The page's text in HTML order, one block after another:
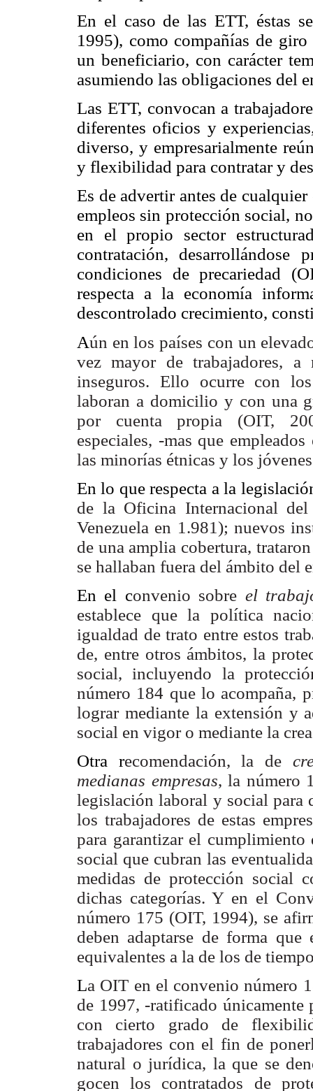
En el caso de las ETT, éstas
1995), como compañías de
un beneficiario, con carácter
asumiendo las obligaciones del
Las ETT, convocan a
diferentes oficios y
diverso, y empresarialmente
y flexibilidad para contratar y
Es de advertir antes de
empleos sin protección social,
en el propio sector
contratación, desarrollándose
condiciones de precariedad
respecta a la economía
descontrolado crecimiento,
Aún en los países con un
vez mayor de trabajadores, a
inseguros. Ello ocurre con
laboran a domicilio y con una
por cuenta propia (OIT,
especiales, -mas que
las minorías étnicas y los
En lo que respecta a la
de la Oficina Internacional
Venezuela en 1.981); nuevos
de una amplia cobertura,
se hallaban fuera del ámbito del
En el convenio sobre el
establece que la política
igualdad de trato entre estos
de, entre otros ámbitos, la
social, incluyendo la
número 184 que lo acompaña,
lograr mediante la extensión y
social en vigor o mediante la
Otra recomendación, la de
medianas empresas, la número
legislación laboral y social para
los trabajadores de estas
para garantizar el
social que cubran las
medidas de protección social
dichas categorías. Y en el
número 175 (OIT, 1994), se
deben adaptarse de forma que
equivalentes a la de los de
La OIT en el convenio número
de 1997, -ratificado únicamente
con cierto grado de
trabajadores con el fin de
natural o jurídica, la que se
gocen los contratados de